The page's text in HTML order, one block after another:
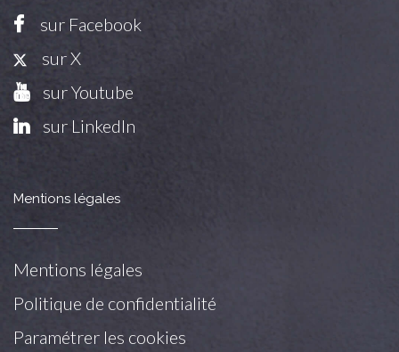
sur Facebook
sur X
sur Youtube
sur LinkedIn
Mentions légales
Mentions légales
Politique de confidentialité
Paramétrer les cookies